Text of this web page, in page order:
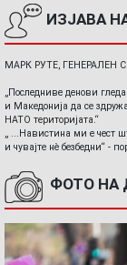
ИЗЈАВА
МАРК РУТЕ, ГЕНЕРАЛЕН
„Последниве денови
и Македонија да се
НАТО територијата.“
„ ...Навистина ми е чест
и чувајте нè безбедни“ -
ФОТО НА